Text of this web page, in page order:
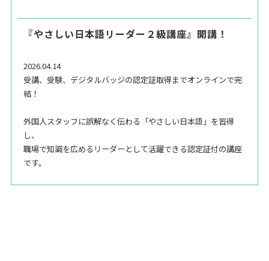
『やさしい日本語リーダー２級講座』開講！
2026.04.14
受講、受験、デジタルバッジの認定証取得までオンラインで完
結！
外国人スタッフに誤解なく伝わる「やさしい日本語」を習得
し、
職場で知識を広めるリーダーとして活躍できる認定証付の講座
です。